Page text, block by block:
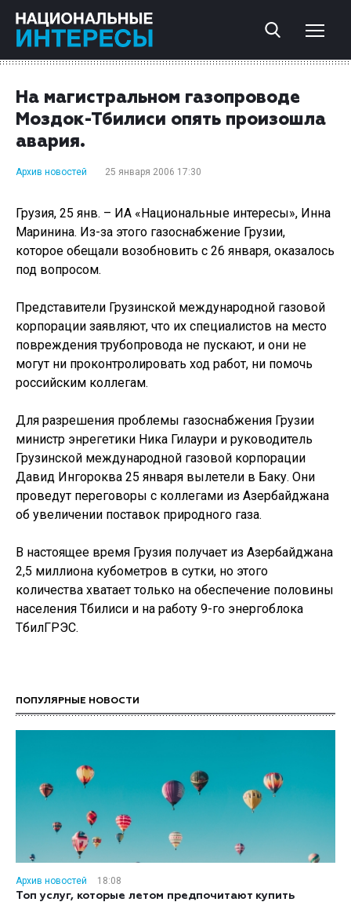
На магистральном газопроводе
Моздок-Тбилиси опять произошла
авария.
Архив новостей 25 января 2006 17:30
Грузия, 25 янв. – ИА «Национальные интересы», Инна
Маринина. Из-за этого газоснабжение Грузии,
которое обещали возобновить с 26 января, оказалось
под вопросом.
Представители Грузинской международной газовой
корпорации заявляют, что их специалистов на место
повреждения трубопровода не пускают, и они не
могут ни проконтролировать ход работ, ни помочь
российским коллегам.
Для разрешения проблемы газоснабжения Грузии
министр энрегетики Ника Гилаури и руководитель
Грузинской международной газовой корпорации
Давид Ингороква 25 января вылетели в Баку. Они
проведут переговоры с коллегами из Азербайджана
об увеличении поставок природного газа.
В настоящее время Грузия получает из Азербайджана
2,5 миллиона кубометров в сутки, но этого
количества хватает только на обеспечение половины
населения Тбилиси и на работу 9-го энергоблока
ТбилГРЭС.
ПОПУЛЯРНЫЕ НОВОСТИ
Архив новостей
18:08
Топ услуг, которые летом предпочитают купить